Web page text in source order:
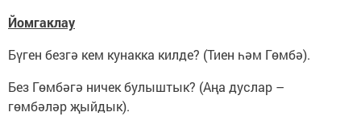
Йомгаклау
Бүген безгә кем кунакка килде? (Тиен һәм Гөмбә).
Без Гөмбәгә ничек булыштык? (Аңа дуслар –
гөмбәләр җыйдык).